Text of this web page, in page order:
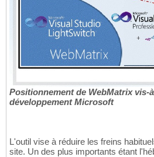
Positionnement de WebMatrix vis-
développement Microsoft
L'outil vise à réduire les freins
site. Un des plus importants étant